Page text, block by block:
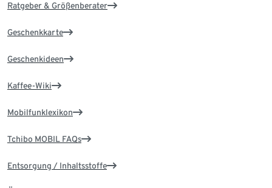
Ratgeber & Größenberater
Geschenkkarte
Geschenkideen
Kaffee-Wiki
Mobilfunklexikon
Tchibo MOBIL FAQs
Entsorgung / Inhaltsstoffe